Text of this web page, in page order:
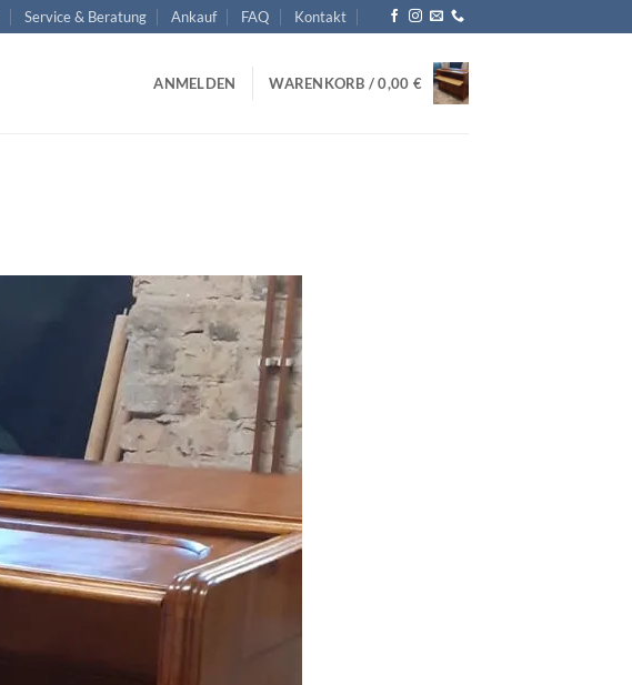
Service & Beratung Ankauf FAQ Kontakt
ANMELDEN WARENKORB /0,00 €